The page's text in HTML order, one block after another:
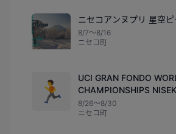
ニセコアンヌプリ 星空ピ
8/7〜8/16
ニセコ町
🏃
UCI GRAN FONDO
CHAMPIONSHIPS
8/26〜8/30
ニセコ町